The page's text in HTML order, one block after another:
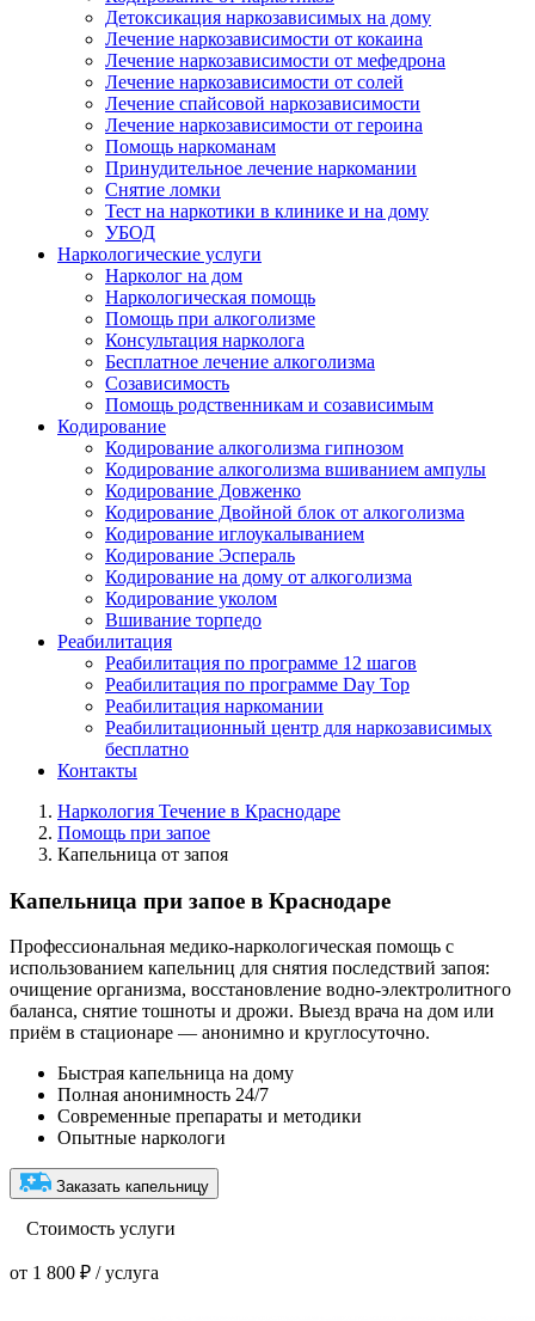
Детоксикация наркозависимых на дому
Лечение наркозависимости от кокаина
Лечение наркозависимости от мефедрона
Лечение наркозависимости от солей
Лечение спайсовой наркозависимости
Лечение наркозависимости от героина
Помощь наркоманам
Принудительное лечение наркомании
Снятие ломки
Тест на наркотики в клинике и на дому
УБОД
Наркологические услуги
Нарколог на дом
Наркологическая помощь
Помощь при алкоголизме
Консультация нарколога
Бесплатное лечение алкоголизма
Созависимость
Помощь родственникам и созависимым
Кодирование
Кодирование алкоголизма гипнозом
Кодирование алкоголизма вшиванием ампулы
Кодирование Довженко
Кодирование Двойной блок от алкоголизма
Кодирование иглоукалыванием
Кодирование Эспераль
Кодирование на дому от алкоголизма
Кодирование уколом
Вшивание торпедо
Реабилитация
Реабилитация по программе 12 шагов
Реабилитация по программе Day Top
Реабилитация наркомании
Реабилитационный центр для наркозависимых
бесплатно
Контакты
Наркология Течение в Краснодаре
Помощь при запое
Капельница от запоя
Капельница при запое в Краснодаре
Профессиональная медико-наркологическая помощь с
использованием капельниц для снятия последствий запоя:
очищение организма, восстановление водно-электролитного
баланса, снятие тошноты и дрожи. Выезд врача на дом или
приём в стационаре — анонимно и круглосуточно.
Быстрая капельница на дому
Полная анонимность 24/7
Современные препараты и методики
Опытные наркологи
Заказать капельницу
Стоимость услуги
от 1 800 ₽ / услуга